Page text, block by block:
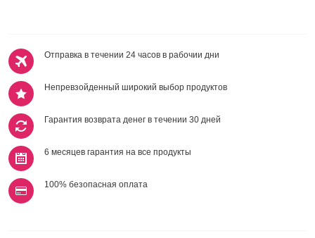
Отправка в течении 24 часов в рабочии дни
Непревзойденный широкий выбор продуктов
Гарантия возврата денег в течении 30 дней
6 месяцев гарантия на все продукты
100% безопасная оплата